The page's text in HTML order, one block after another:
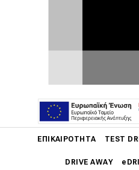
ΕΠΙΚΑΙΡΌΤΗΤΑ TEST
DRIVE AWAY
Ανήμερα των